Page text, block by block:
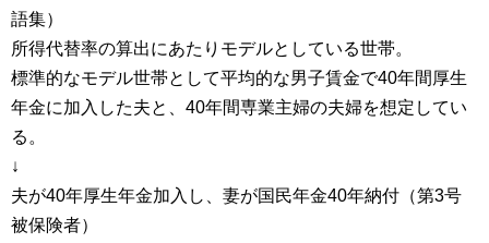
語集）
所得代替率の算出にあたりモデルとしている世帯。
標準的なモデル世帯として平均的な男子賃金で40年間厚生
年金に加入した夫と、40年間専業主婦の夫婦を想定してい
る。
↓
夫が40年厚生年金加入し、妻が国民年金40年納付（第3号
被保険者）